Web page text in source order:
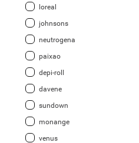
loreal
johnsons
neutrogena
paixao
depi-roll
davene
sundown
monange
venus